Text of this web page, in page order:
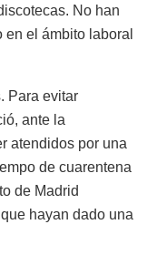
No han
el ámbito laboral
Para evitar
ante la
atendidos por una
de cuarentena
de Madrid
hayan dado una